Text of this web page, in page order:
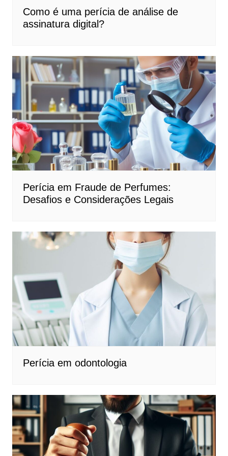
Como é uma perícia de análise de
assinatura digital?
Perícia em Fraude de Perfumes:
Desafios e Considerações Legais
Perícia em odontologia